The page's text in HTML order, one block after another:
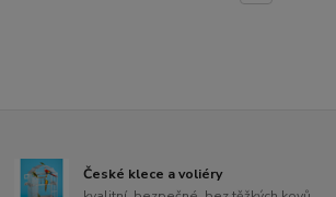
České klece a voliéry